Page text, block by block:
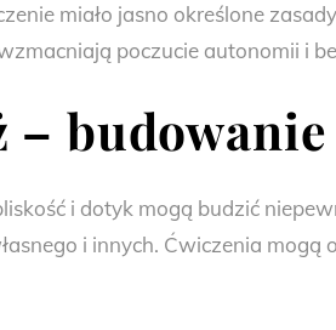
miało jasno określone
poczucie autonomii i
–
i dotyk mogą budzić
i innych. Ćwiczenia